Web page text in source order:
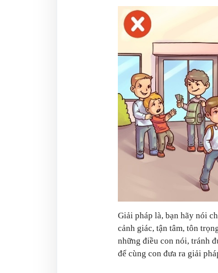
Giải pháp là, bạn hãy nói
cảnh giác, tận tâm, tôn
những điều con nói, tránh
để cùng con đưa ra giải